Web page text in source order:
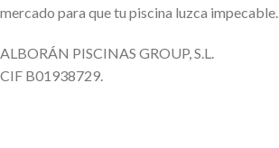
mercado para que tu piscina luzca impecable.
ALBORÁN PISCINAS GROUP, S.L.
CIF B01938729.